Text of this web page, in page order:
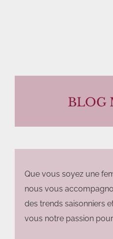
BLOG
Que vous soyez une
nous vous
des trends saisonniers
vous notre passion